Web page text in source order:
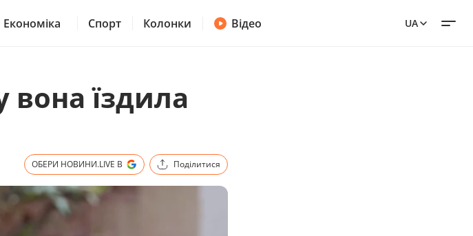
Економіка Спорт Колонки Відео UA
вона їздила
ОБЕРИ НОВИНИ.LIVE В Поділитися